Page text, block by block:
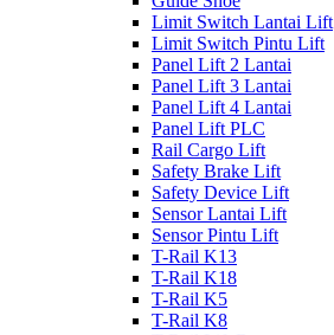
Limit Switch Lantai Lift
Limit Switch Pintu Lift
Panel Lift 2 Lantai
Panel Lift 3 Lantai
Panel Lift 4 Lantai
Panel Lift PLC
Rail Cargo Lift
Safety Brake Lift
Safety Device Lift
Sensor Lantai Lift
Sensor Pintu Lift
T-Rail K13
T-Rail K18
T-Rail K5
T-Rail K8